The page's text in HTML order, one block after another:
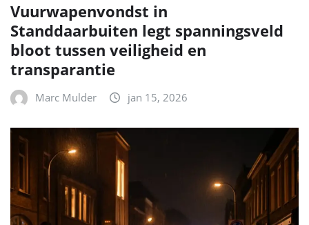
Vuurwapenvondst in
Standdaarbuiten legt spanningsveld
bloot tussen veiligheid en
transparantie
Marc Mulder jan 15, 2026